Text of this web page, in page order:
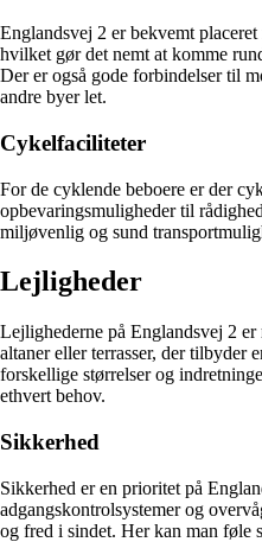
Englandsvej 2 er bekvemt
hvilket gør det nemt at komme
Der er også gode forbindelser til
andre byer let.
Cykelfaciliteter
For de cyklende beboere er der
opbevaringsmuligheder til
miljøvenlig og sund
Lejligheder
Lejlighederne på Englandsvej 2
altaner eller terrasser, der tilbyder
forskellige størrelser og
ethvert behov.
Sikkerhed
Sikkerhed er en prioritet på
adgangskontrolsystemer og
og fred i sindet. Her kan man føle